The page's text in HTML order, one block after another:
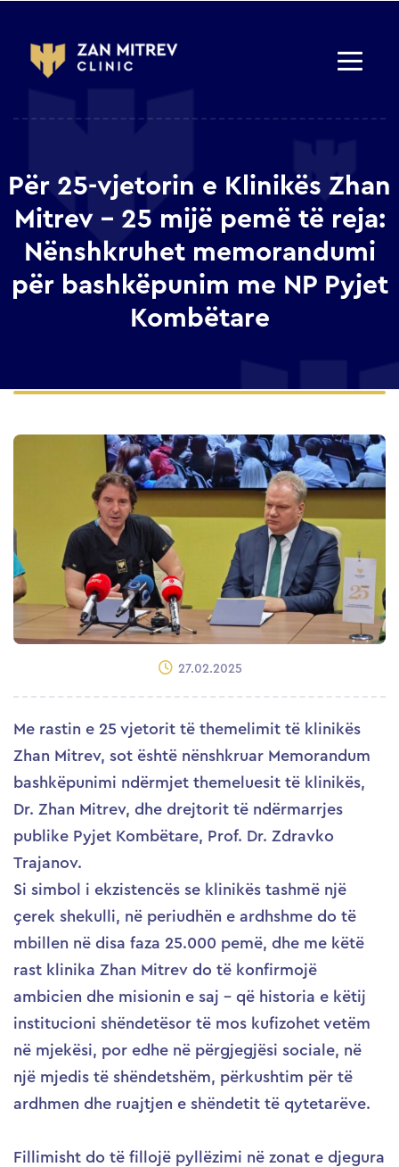
Për 25-vjetorin e Klinikës Zhan
Mitrev – 25 mijë pemë të reja:
Nënshkruhet memorandumi
për bashkëpunim me NP Pyjet
Kombëtare
27.02.2025
Me rastin e 25 vjetorit të themelimit të klinikës
Zhan Mitrev, sot është nënshkruar Memorandum
bashkëpunimi ndërmjet themeluesit të klinikës,
Dr. Zhan Mitrev, dhe drejtorit të ndërmarrjes
publike Pyjet Kombëtare, Prof. Dr. Zdravko
Trajanov.
Si simbol i ekzistencës se klinikës tashmë një
çerek shekulli, në periudhën e ardhshme do të
mbillen në disa faza 25.000 pemë, dhe me këtë
rast klinika Zhan Mitrev do të konfirmojë
ambicien dhe misionin e saj – që historia e këtij
institucioni shëndetësor të mos kufizohet vetëm
në mjekësi, por edhe në përgjegjësi sociale, në
një mjedis të shëndetshëm, përkushtim për të
ardhmen dhe ruajtjen e shëndetit të qytetarëve.
Fillimisht do të fillojë pyllëzimi në zonat e djegura